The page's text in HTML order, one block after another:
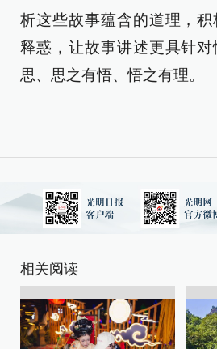
析这些故事蕴含的道理，
释惑，让故事讲述更具针
思、思之有悟、悟之有理。
相关阅读